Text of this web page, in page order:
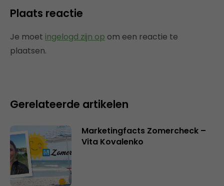
Plaats reactie
Je moet ingelogd zijn op om een reactie te
plaatsen.
Gerelateerde artikelen
Marketingfacts Zomercheck –
Vita Kovalenko